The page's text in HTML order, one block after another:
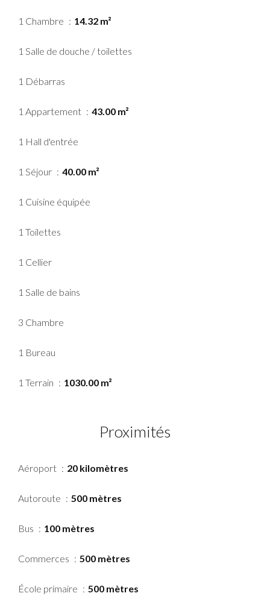
1 Chambre 14.32 m²
1 Salle de douche / toilettes
1 Débarras
1 Appartement 43.00 m²
1 Hall d'entrée
1 Séjour 40.00 m²
1 Cuisine équipée
1 Toilettes
1 Cellier
1 Salle de bains
3 Chambre
1 Bureau
1 Terrain 1030.00 m²
Proximités
Aéroport 20 kilomètres
Autoroute 500 mètres
Bus 100 mètres
Commerces 500 mètres
École primaire 500 mètres